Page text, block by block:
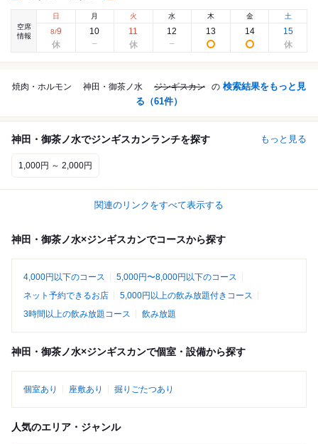
空席
情報
日
8/9
月
10
火
11
水
12
木
13
金
14
土
15
焼肉・ホルモン 神田・御茶ノ水 ジンギスカン の 検索結果をもっと見
る（61件）
神田・御茶ノ水でジンギスカンランチを探す もっと見る
1,000円 ～ 2,000円
関連のリンクをすべて表示する
神田・御茶ノ水×ジンギスカンでコースから探す
4,000円以下のコース
5,000円〜8,000円以下のコース
ネット予約できるお店
5,000円以上の飲み放題付きコース
3時間以上の飲み放題コース
飲み放題
神田・御茶ノ水×ジンギスカンで個室・設備から探す
個室あり 座敷あり 掘りごたつあり
人気のエリア・ジャンル